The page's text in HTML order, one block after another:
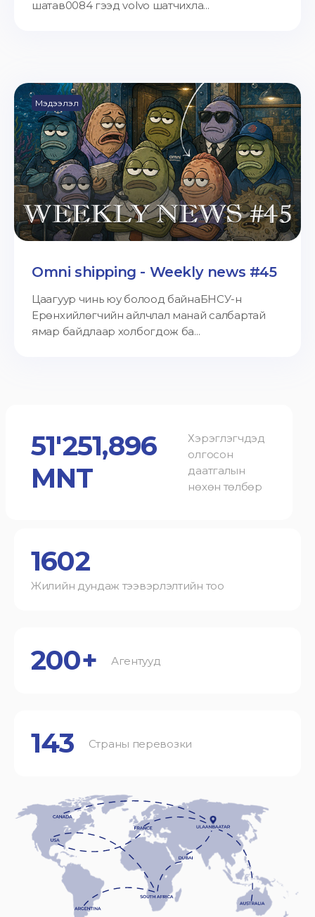
шатав0084 гээд volvo шатчихла...
Мэдээлэл
Omni shipping - Weekly news #45
Цаагуур чинь юу болоод байнаБНСУ-н
Ерөнхийлөгчийн айлчлал манай салбартай
ямар байдлаар холбогдож ба...
51'251,896
MNT
Хэрэглэгчдэд
олгосон
даатгалын
нөхөн төлбөр
1602
Жилийн дундаж тээвэрлэлтийн тоо
200+ Агентууд
143 Страны перевозки